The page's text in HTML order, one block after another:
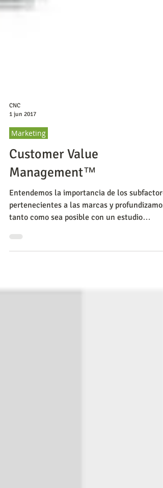
CNC
1 jun 2017
Marketing
Customer Value
Management™
Entendemos la importancia de los
tanto como sea posible con un estudio
cuantitativo.